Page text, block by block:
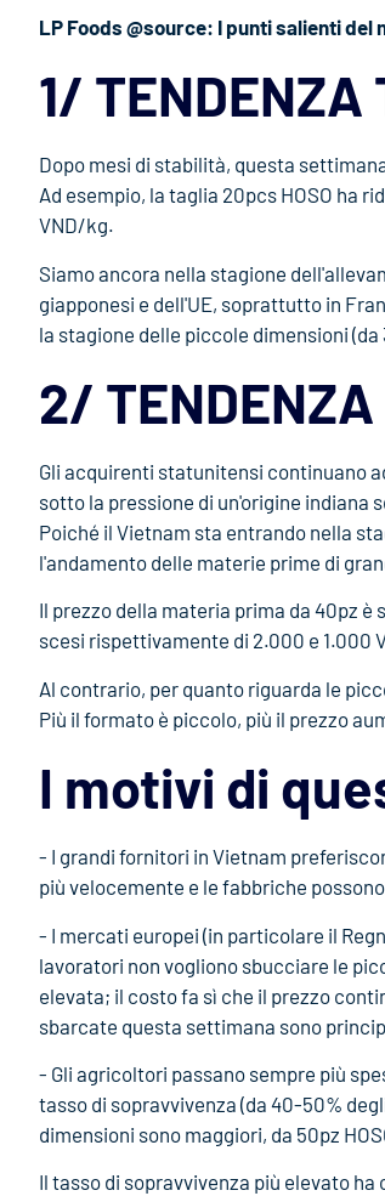
LP Foods @source: I punti salienti del
1/ TENDENZA
Dopo mesi di stabilità, questa
Ad esempio, la taglia 20pcs HOSO ha
VND/kg.
Siamo ancora nella stagione
giapponesi e dell'UE, soprattutto in
la stagione delle piccole dimensioni
2/
Gli acquirenti statunitensi continuano
sotto la pressione di un'origine indiana
Poiché il Vietnam sta entrando nella
l'andamento delle materie prime di
Il prezzo della materia prima da 40pz
scesi rispettivamente di 2.000 e 1.000
Al contrario, per quanto riguarda le
Più il formato è piccolo, più il prezzo
I motivi di
- I grandi fornitori in Vietnam
più velocemente e le fabbriche
- I mercati europei (in particolare il
lavoratori non vogliono sbucciare le
elevata; il costo fa sì che il prezzo
sbarcate questa settimana sono
- Gli agricoltori passano sempre più
tasso di sopravvivenza (da 40-50%
dimensioni sono maggiori, da 50pz
Il tasso di sopravvivenza più elevato